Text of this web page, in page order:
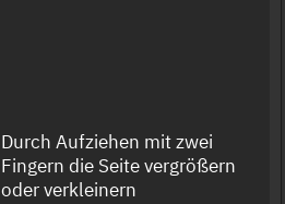
Durch Aufziehen mit zwei
Fingern die Seite vergrößern
oder verkleinern